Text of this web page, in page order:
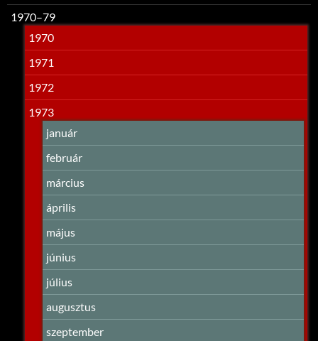
1970–79
1970
1971
1972
1973
január
február
március
április
május
június
július
augusztus
szeptember